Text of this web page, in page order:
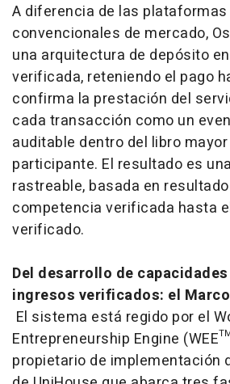
A diferencia de las
convencionales de mercado,
una arquitectura de depósito
verificada, reteniendo el pago
confirma la prestación del
cada transacción como un
auditable dentro del libro
participante. El resultado es
rastreable, basada en
competencia verificada hasta
verificado.
Del desarrollo de
ingresos verificados: el
El sistema está regido por el
Entrepreneurship Engine
propietario de implementación